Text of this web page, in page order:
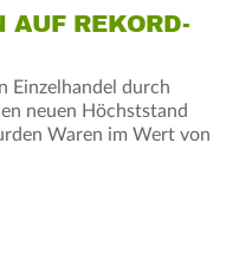
AUF REKORD-
Einzelhandel durch
neuen Höchststand
Waren im Wert von